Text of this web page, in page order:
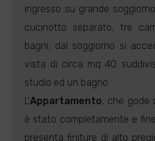
ingresso su grande
cucinotto separato, tre
bagni; dal soggiorno si
vista di circa mq 40
studio ed un bagno.
L'Appartamento, che gode
è stato completamente e
presenta finiture di alto